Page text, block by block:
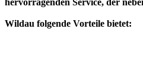
Wildau folgende Vorteile bietet: